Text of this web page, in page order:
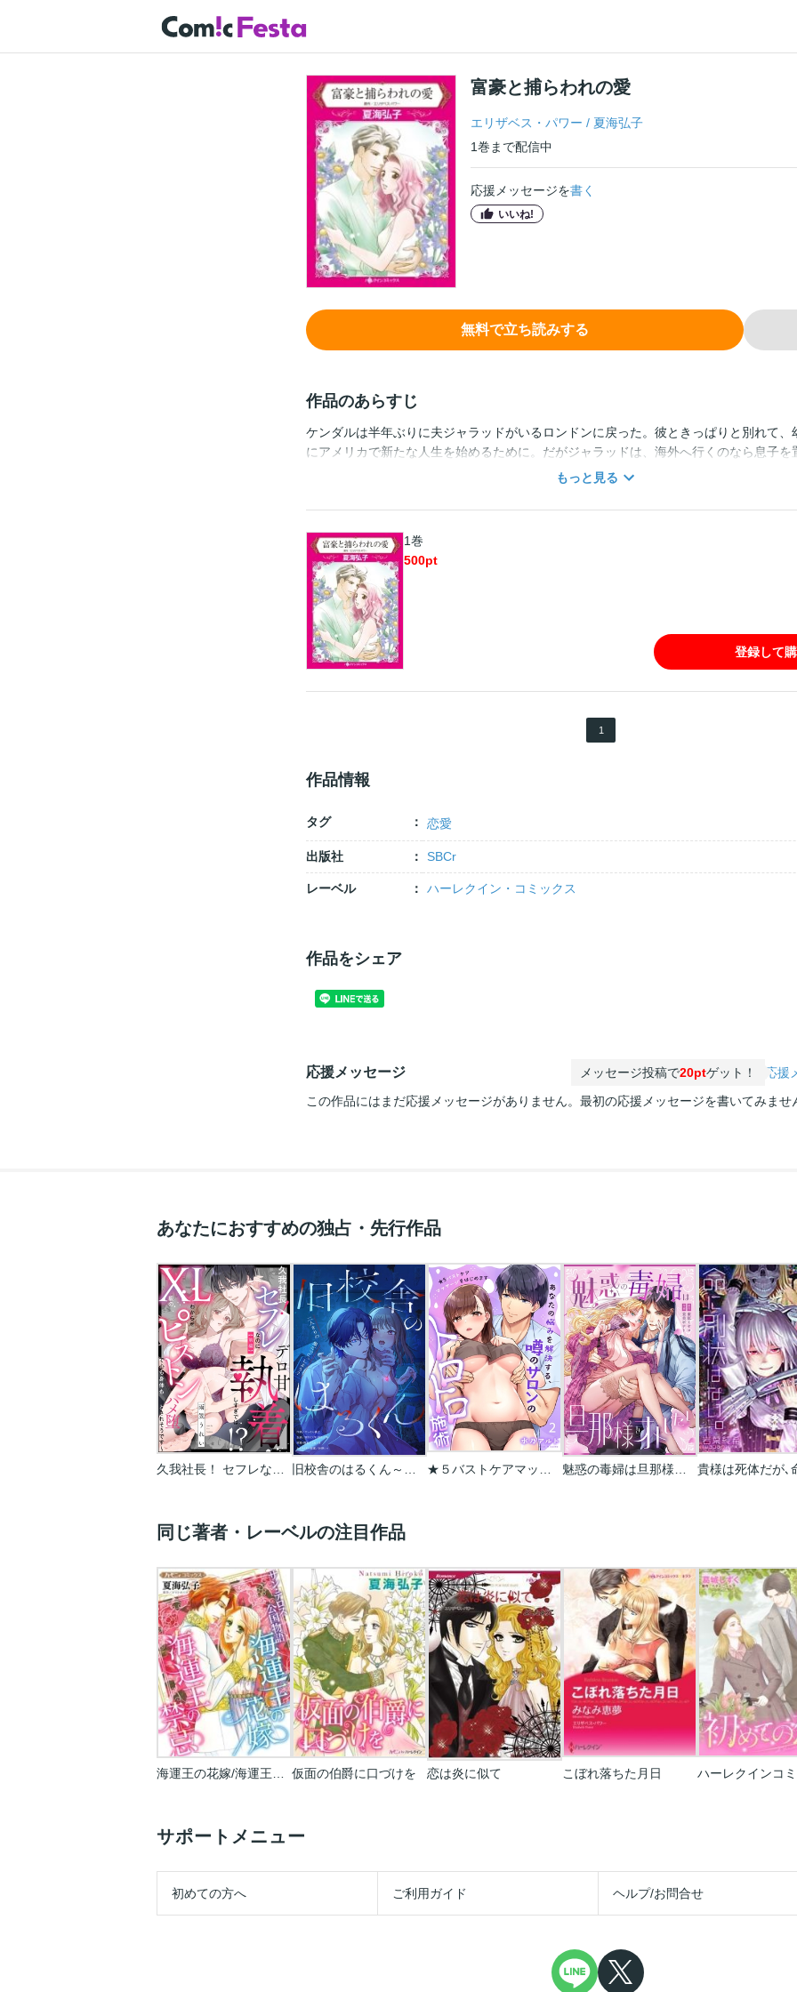
富豪と捕らわれの愛
エリザベス・パワー / 夏海弘子
1巻 まで配信中
応援メッセージを書く
いいね!
無料で立ち読みする
作品のあらすじ
ケンダルは半年ぶりに夫ジャラッドがいるロンドンに戻った。彼ときっぱりと別れて、
にアメリカで新たな人生を始めるために。だがジャラッドは、海外へ行くのなら息子を
る。心が離れたのはあなたの浮気が原因だというのに、なんて傲慢な人なのかしら。で
藤が始まるかと思われた矢先、最愛の息子が何者かに誘拐されて――!?
もっと見る
1巻
500pt
登録して
1
作品情報
タグ 恋愛
出版社 SBCr
レーベル ハーレクイン・コミックス
作品をシェア
応援メッセージ メッセージ投稿で20ptゲット！
応援
この作品にはまだ応援メッセージがありません。最初の応援メッセージを書いてみませ
あなたにおすすめの独占・先行作品
同じ著者・レーベルの注目作品
仮面の伯爵に口づけを 恋は炎に似て こぼれ落ちた月日
サポートメニュー
初めての方へ ご利用ガイド ヘルプ/お問合せ